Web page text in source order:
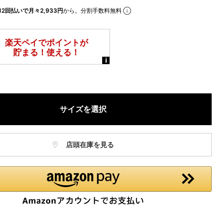
回払いで月々2,933円から。分割手数料無料
サイズを選択
店頭在庫を見る